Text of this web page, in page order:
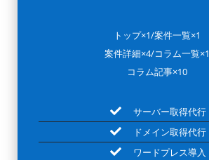
トップ×1/案件一覧×1
案件詳細×4/コラム一覧×1
コラム記事×10
サーバー取得代行
ドメイン取得代行
ワードプレス導入